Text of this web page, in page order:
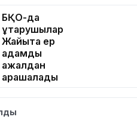
БҚО-да
құтқарушылар
Жайықта ер
адамды
ажалдан
арашалады
облысында